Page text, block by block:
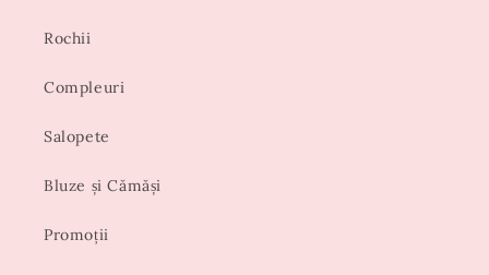
Rochii
Compleuri
Salopete
Bluze și Cămăși
Promoții